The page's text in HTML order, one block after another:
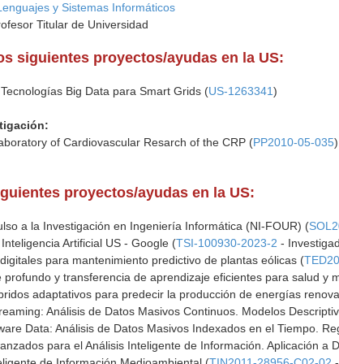
y Sistemas Informáticos
Titular de Universidad
siguientes proyectos/ayudas en la US:
Big Data para Smart Grids (US-1263341)
of Cardiovascular Resarch of the CRP (PP2010-05-035)
proyectos/ayudas en la US:
a la Investigación en Ingeniería Informática (NI-FOUR) (
Artificial US - Google (TSI-100930-2023-2 -
para mantenimiento predictivo de plantas eólicas (
profundo y transferencia de aprendizaje eficientes para salud y
adaptativos para predecir la producción de energías
Análisis de Datos Masivos Continuos. Modelos
Data: Análisis de Datos Masivos Indexados en el Tiempo.
para el Análisis Inteligente de Información. Aplicación a